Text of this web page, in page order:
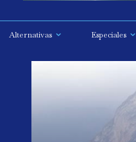
Alternativas Especiales